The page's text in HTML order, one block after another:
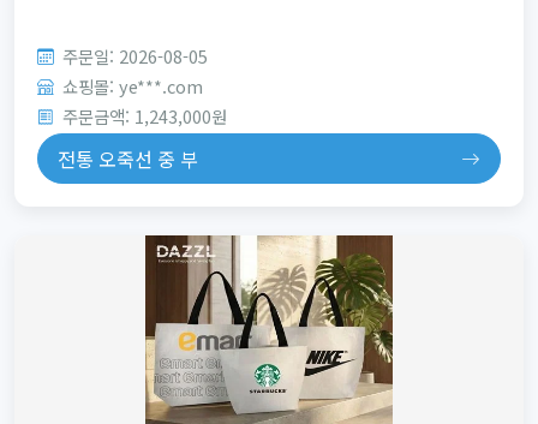
주문일: 2026-08-05
쇼핑몰: ye***.com
주문금액: 1,243,000원
전통 오죽선 중 부